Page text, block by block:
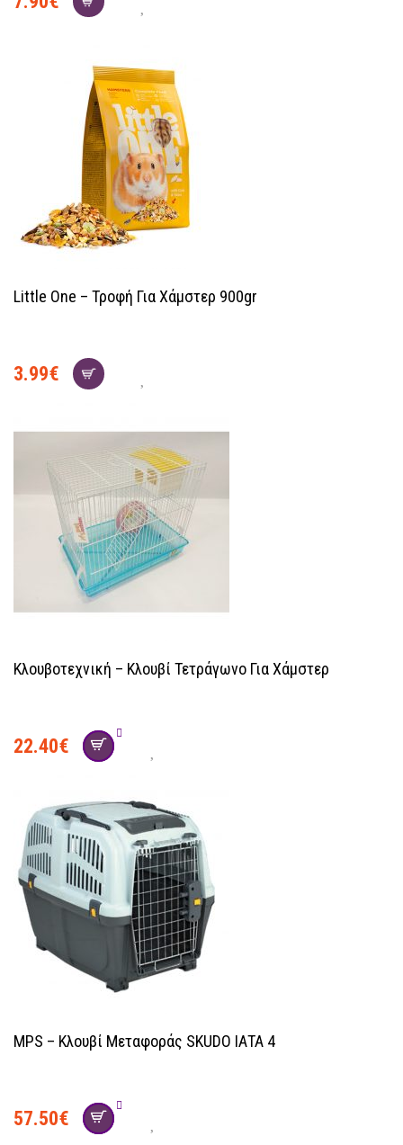
Little One – Τροφή Για Χάμστερ 900gr
3.99€
Κλουβοτεχνική – Κλουβί Τετράγωνο Για Χάμστερ
22.40€
MPS – Κλουβί Μεταφοράς SKUDO ΙΑΤΑ 4
57.50€